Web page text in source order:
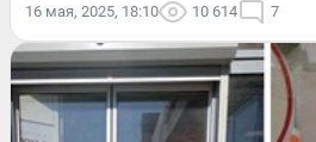
16 мая, 2025, 18:10 10 614 7